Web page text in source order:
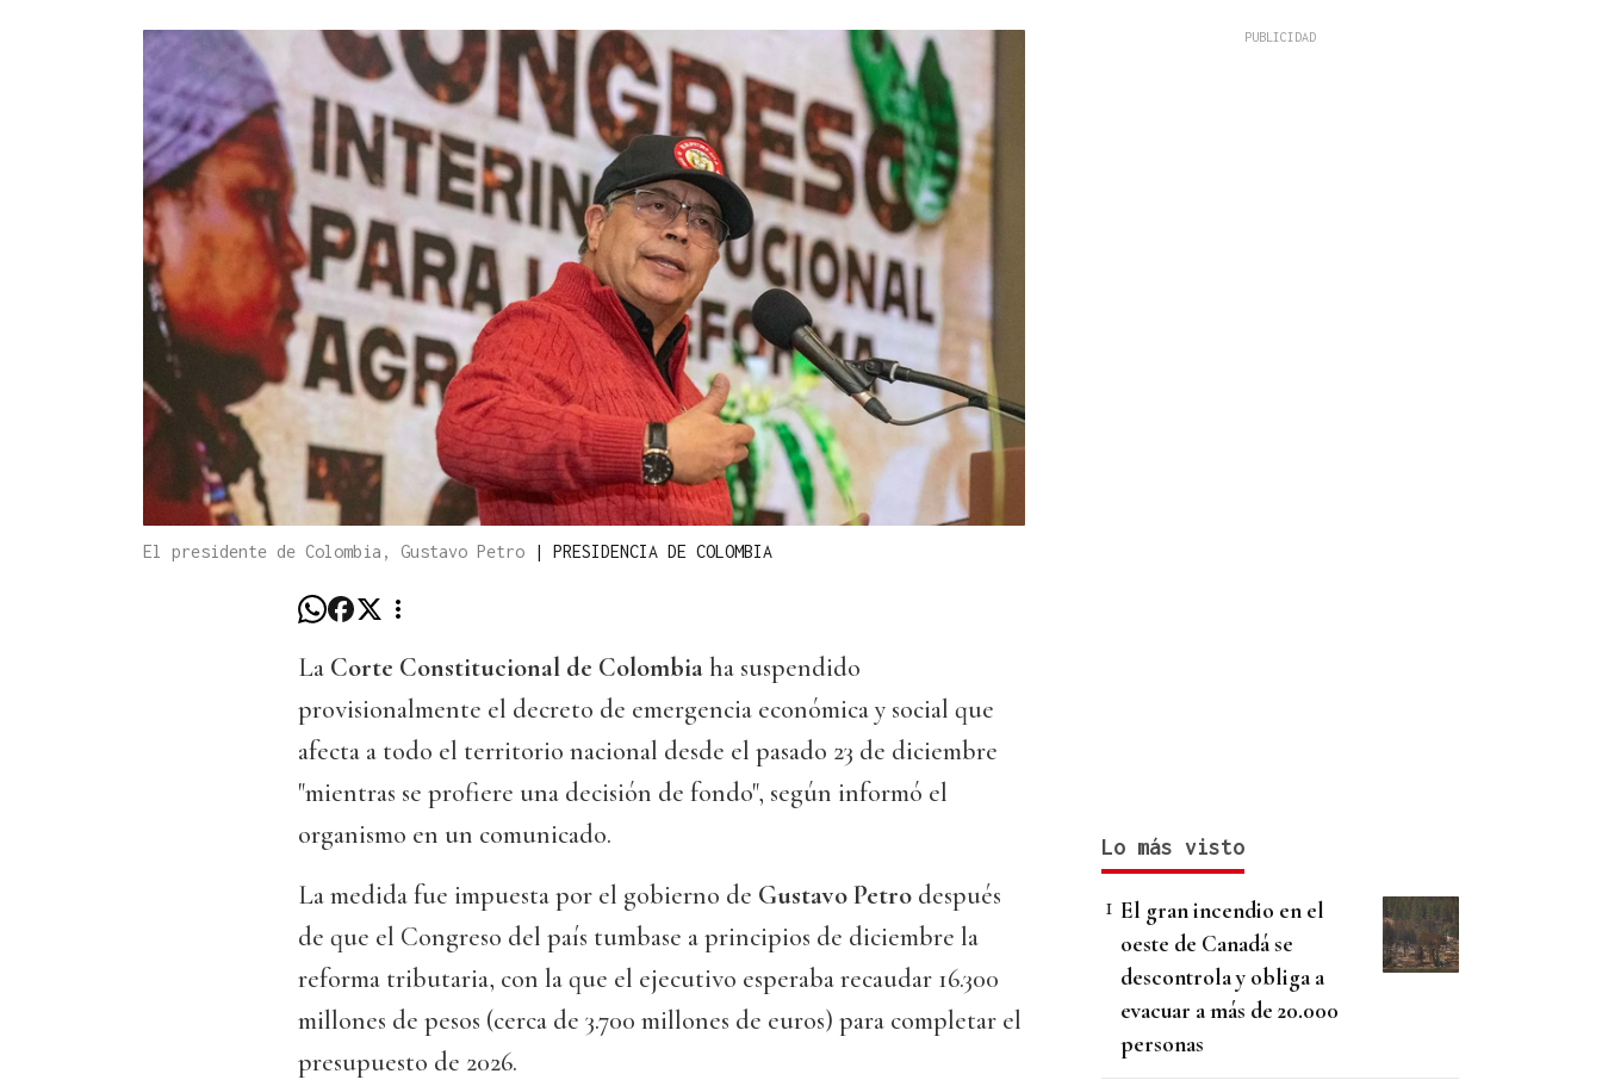
El presidente de Colombia, Gustavo Petro | PRESIDENCIA DE COLOMBIA
La Corte Constitucional de Colombiaha suspendido
provisionalmente el decreto de emergencia económica y social que
afecta a todo el territorio nacional desde el pasado 23 de diciembre
"mientras se profiere una decisión de fondo", según informó el
organismo en un comunicado.
La medida fue impuesta por el gobierno de Gustavo Petro después
de que el Congreso del país tumbase a principios de diciembre la
reforma tributaria, con la que el ejecutivo esperaba recaudar 16.300
millones de pesos (cerca de 3.700 millones de euros) para completar el
presupuesto de 2026.
Lo más visto
El gran incendio en el
oeste de Canadá se
descontrola y obliga a
evacuar a más de 20.000
personas